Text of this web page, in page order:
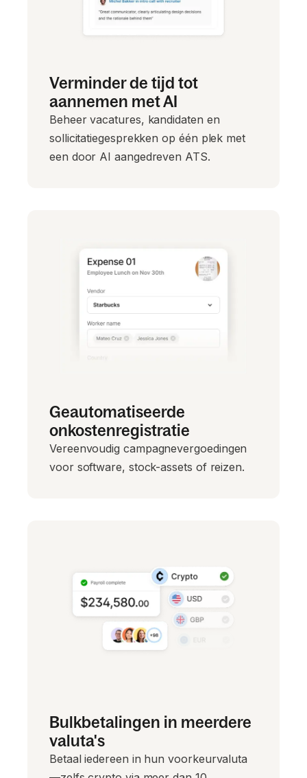
Verminder de tijd tot
aannemen met AI
Beheer vacatures, kandidaten en
sollicitatiegesprekken op één plek met
een door AI aangedreven ATS.
Geautomatiseerde
onkostenregistratie
Vereenvoudig campagnevergoedingen
voor software, stock-assets of reizen.
Bulkbetalingen in meerdere
valuta's
Betaal iedereen in hun voorkeurvaluta